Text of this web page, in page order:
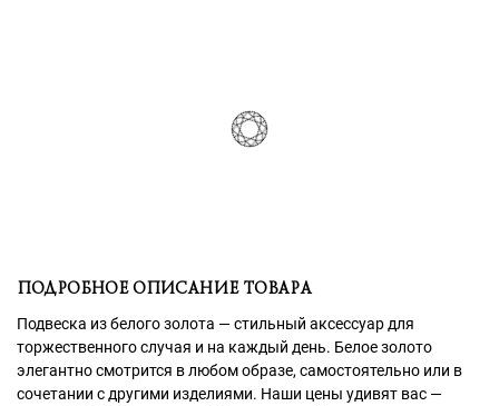
ПОДРОБНОЕ ОПИСАНИЕ ТОВАРА
Подвеска из белого золота — стильный аксессуар для
торжественного случая и на каждый день. Белое золото
элегантно смотрится в любом образе, самостоятельно или в
сочетании с другими изделиями. Наши цены удивят вас —